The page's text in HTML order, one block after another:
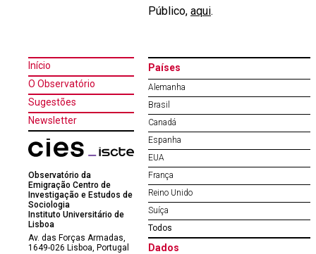
Público, aqui.
Início
O Observatório
Sugestões
Newsletter
Observatório da
Emigração Centro de
Investigação e Estudos de
Sociologia
Instituto Universitário de
Lisboa
Av. das Forças Armadas,
1649-026 Lisboa, Portugal
Países
Alemanha
Brasil
Canadá
Espanha
EUA
França
Reino Unido
Suíça
Todos
Dados